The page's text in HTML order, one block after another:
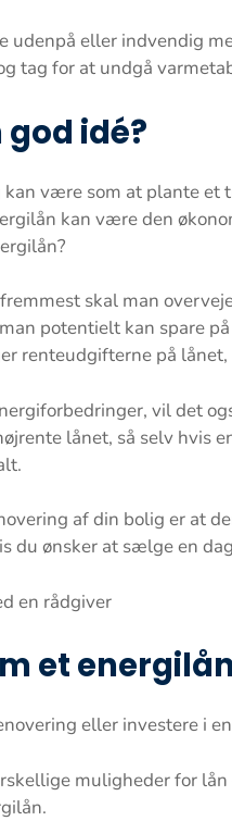
udenpå eller indvendig
tag for at undgå
god idé?
være som at plante
kan være den
skal man
potentielt kan spare
renteudgifterne på
vil det
lånet, så selv hvis
af din bolig er at
du ønsker at sælge en
en rådgiver
et energilån
eller investere i
muligheder for